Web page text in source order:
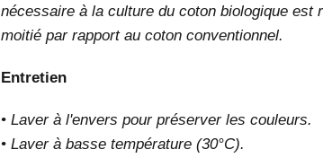
nécessaire à la culture du coton biologique est
moitié par rapport au coton conventionnel.
Entretien
• Laver à l'envers pour préserver les couleurs.
• Laver à basse température (30°C).